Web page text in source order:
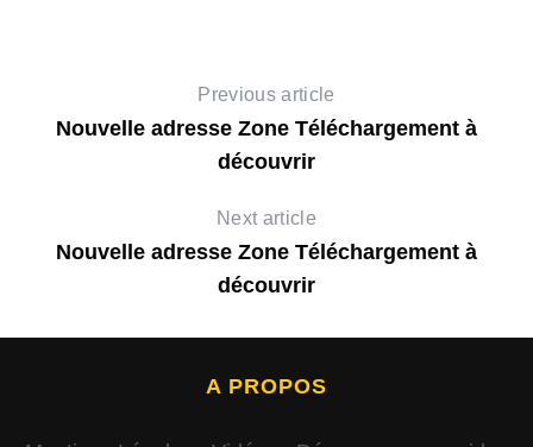
Previous article
Nouvelle adresse Zone Téléchargement à
découvrir
Next article
Nouvelle adresse Zone Téléchargement à
découvrir
A PROPOS